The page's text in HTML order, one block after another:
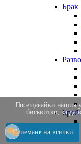
Брак
Брой
Посещавайки нашия
бисквитки, за да
Приемане на всички